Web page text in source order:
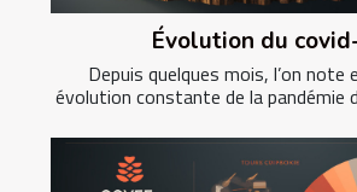
Évolution du
Depuis quelques mois, l’on note
évolution constante de la pandémie